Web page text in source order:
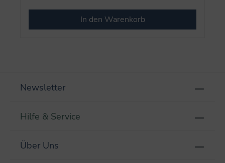
In den Warenkorb
Newsletter
Hilfe & Service
Über Uns